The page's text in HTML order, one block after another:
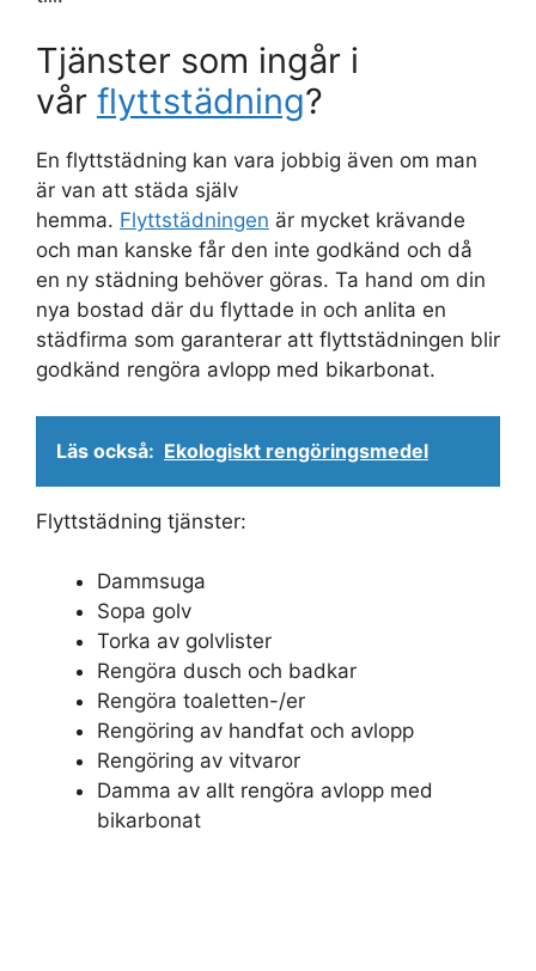
Tjänster som ingår i
vår flyttstädning?
En flyttstädning kan vara jobbig även om man
är van att städa själv
hemma. Flyttstädningen är mycket krävande
och man kanske får den inte godkänd och då
en ny städning behöver göras. Ta hand om din
nya bostad där du flyttade in och anlita en
städfirma som garanterar att flyttstädningen blir
godkänd rengöra avlopp med bikarbonat.
Läs också: Ekologiskt rengöringsmedel
Flyttstädning tjänster:
Dammsuga
Sopa golv
Torka av golvlister
Rengöra dusch och badkar
Rengöra toaletten-/er
Rengöring av handfat och avlopp
Rengöring av vitvaror
Damma av allt rengöra avlopp med
bikarbonat